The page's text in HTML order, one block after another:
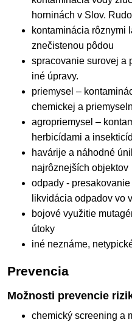
horninách v Slov.
kontaminácia rôznymi
znečistenou pôdou
spracovanie surovej a
iné úpravy.
priemysel –
chemickej a
agropriemysel –
herbicídami a
havárije a náhodné
najrôznejších objektov
odpady -
likvidácia odpadov vo
bojové využitie
útoky
iné neznáme,
Prevencia
Možnosti prevencie
chemický screening a